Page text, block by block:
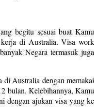
begitu sesuai buat Kamu
kerja di Australia. Visa work
Negara termasuk juga
Australia dengan memakai
bulan. Kelebihannya, Kamu
dengan ajukan visa yang ke